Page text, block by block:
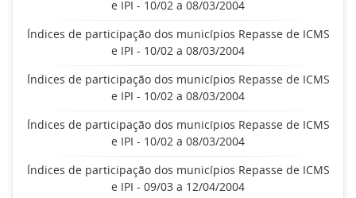
e IPI - 10/02 a 08/03/2004
Índices de participação dos municípios Repasse de ICMS
e IPI - 10/02 a 08/03/2004
Índices de participação dos municípios Repasse de ICMS
e IPI - 10/02 a 08/03/2004
Índices de participação dos municípios Repasse de ICMS
e IPI - 10/02 a 08/03/2004
Índices de participação dos municípios Repasse de ICMS
e IPI - 09/03 a 12/04/2004